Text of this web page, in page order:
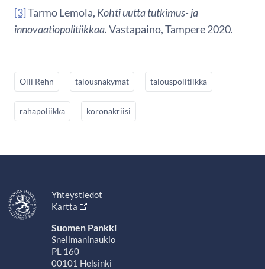
[3]Tarmo Lemola, Kohti uutta tutkimus- ja
innovaatiopolitiikkaa.Vastapaino, Tampere 2020.
Olli Rehn talousnäkymät talouspolitiikka
rahapoliikka koronakriisi
Yhteystiedot
Kartta
Suomen Pankki
Snellmaninaukio
PL 160
00101 Helsinki